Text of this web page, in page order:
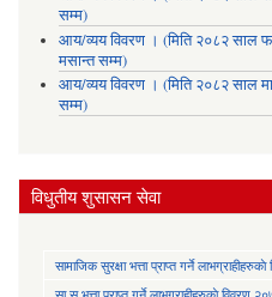
सम्म)
आय/व्यय विवरण । (मिति २०८२ साल
मसान्त सम्म)
आय/व्यय विवरण । (मिति २०८२ साल
सम्म)
विधुतीय शुसासन सेवा
सामाजिक सुरक्षा भत्ता प्राप्त गर्ने